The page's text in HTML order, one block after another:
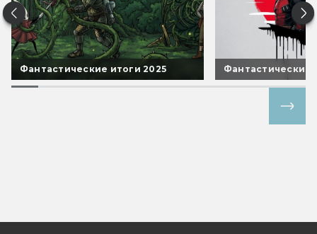
Фантастические итоги 2025 Фантастические